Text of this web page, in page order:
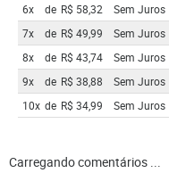
6x
de R$ 58,32 Sem Juros
7x
de R$ 49,99 Sem Juros
8x
de R$ 43,74 Sem Juros
9x
de R$ 38,88 Sem Juros
10x de R$ 34,99 Sem Juros
Carregando comentários ...